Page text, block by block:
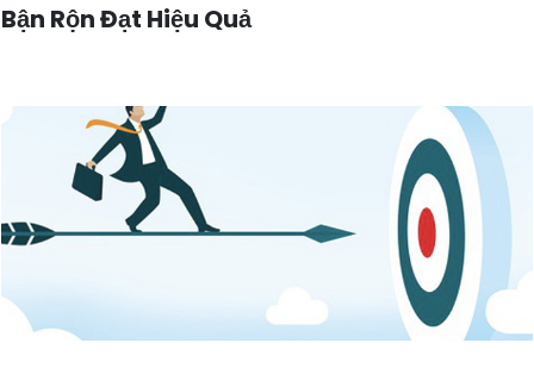
Bận Rộn Đạt Hiệu Quả